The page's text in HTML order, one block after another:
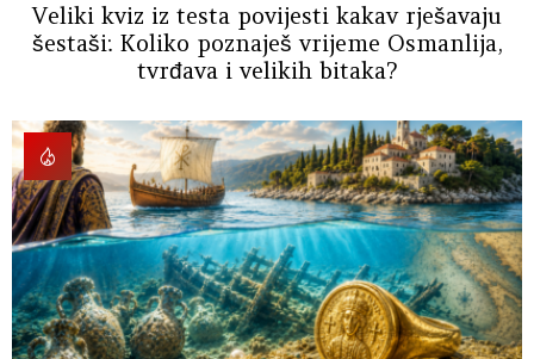
Veliki kviz iz testa povijesti kakav rješavaju
šestaši: Koliko poznaješ vrijeme Osmanlija,
tvrđava i velikih bitaka?